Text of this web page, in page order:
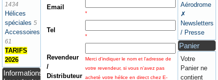
1434
Hélices
spéciales 5
Accessoires
61
TARIFS
2026
Informations
Email
*
Tel
*
Revendeur
/
Distributeur
Merci d'indiquer le nom et l'adresse de
votre revendeur, si vous n'avez pas
acheté votre hélice en direct chez E-
Aérodrome
✗
Newsletters
/ Presse
Panier
Votre
Panier ne
contient